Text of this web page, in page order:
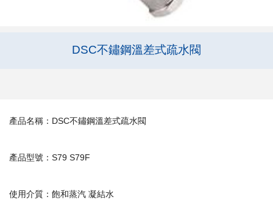
DSC不鏽鋼溫差式疏水閥
產品名稱：DSC不鏽鋼溫差式疏水閥
產品型號：S79 S79F
使用介質：飽和蒸汽 凝結水